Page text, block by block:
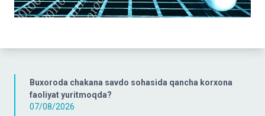
Buxoroda chakana savdo sohasida qancha korxona
faoliyat yuritmoqda?
07/08/2026